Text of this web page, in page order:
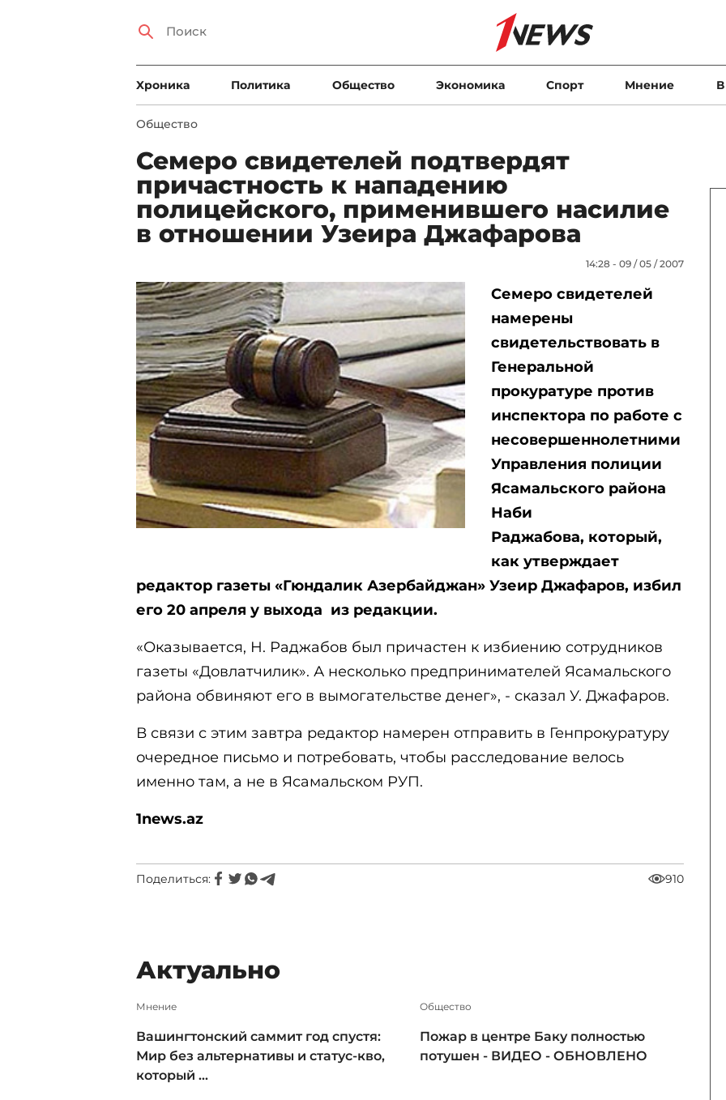
Xроника Политика Общество Экономика Спорт Мнение
Общество
Семеро свидетелей подтвердят
причастность к нападению
полицейского, применившего насилие
в отношении Узеира Джафарова
14:28 - 09 / 05 / 2007
Семеро свидетелей
намерены
свидетельствовать в
Генеральной
прокуратуре против
инспектора по работе с
несовершеннолетними
Управления полиции
Ясамальского района
Наби
Раджабова, который,
как утверждает
редактор газеты «Гюндалик Азербайджан» Узеир Джафаров, избил
его 20 апреля у выхода из редакции.
«Оказывается, Н. Раджабов был причастен к избиению сотрудников
газеты «Довлатчилик». А несколько предпринимателей Ясамальского
района обвиняют его в вымогательстве денег», - сказал У. Джафаров.
В связи с этим завтра редактор намерен отправить в Генпрокуратуру
очередное письмо и потребовать, чтобы расследование велось
именно там, а не в Ясамальском РУП.
1news.az
Поделиться: 910
Актуально
Мнение
Вашингтонский саммит год спустя:
Мир без альтернативы и статус-кво,
который ...
Общество
Пожар в центре Баку полностью
потушен - ВИДЕО - ОБНОВЛЕНО